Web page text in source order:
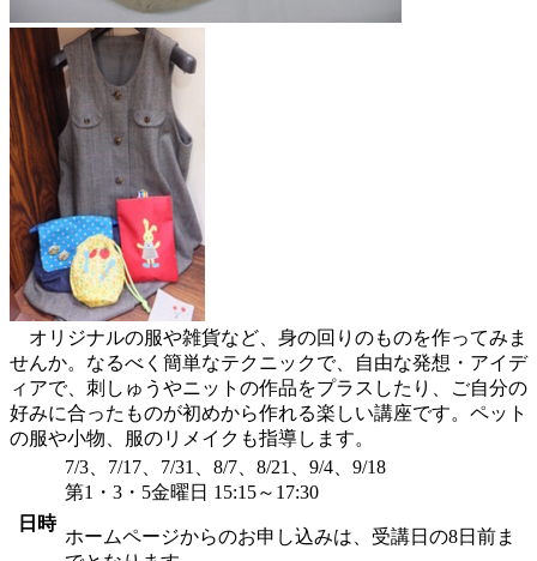
オリジナルの服や雑貨など、身の回りのものを作ってみま
せんか。なるべく簡単なテクニックで、自由な発想・アイデ
ィアで、刺しゅうやニットの作品をプラスしたり、ご自分の
好みに合ったものが初めから作れる楽しい講座です。ペット
の服や小物、服のリメイクも指導します。
日時
7/3、7/17、7/31、8/7、8/21、9/4、9/18
第1・3・5金曜日 15:15～17:30
ホームページからのお申し込みは、受講日の8日前ま